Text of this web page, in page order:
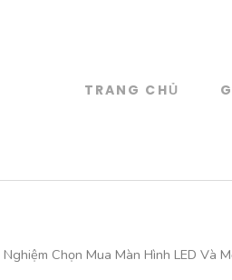
TRANG CHỦ
Nghiệm Chọn Mua Màn Hình LED Và